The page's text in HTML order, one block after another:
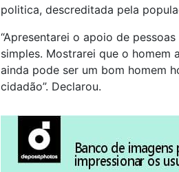
politica, descreditada pela
“Apresentarei o apoio de
simples. Mostrarei que o
ainda pode ser um bom homem
cidadão”. Declarou.